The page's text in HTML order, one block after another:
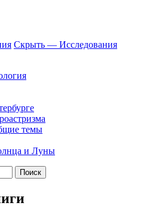
Скрыть — Исследования
темы
и Луны